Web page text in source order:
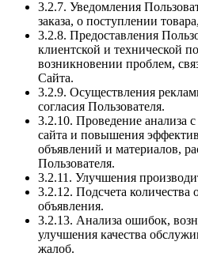
3.2.7. Уведомления
заказа, о поступлении
3.2.8. Предоставления
клиентской и технической
возникновении проблем,
Сайта.
3.2.9. Осуществления
согласия Пользователя.
3.2.10. Проведение анализа
сайта и повышения
объявлений и материалов,
Пользователя.
3.2.11. Улучшения
3.2.12. Подсчета количества
объявления.
3.2.13. Анализа ошибок,
улучшения качества
жалоб.